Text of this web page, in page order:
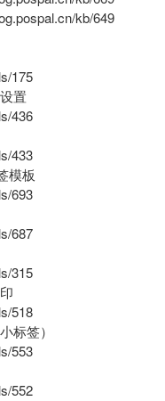
kb/649
175
置
436
433
模板
693
687
315
518
标签）
553
552